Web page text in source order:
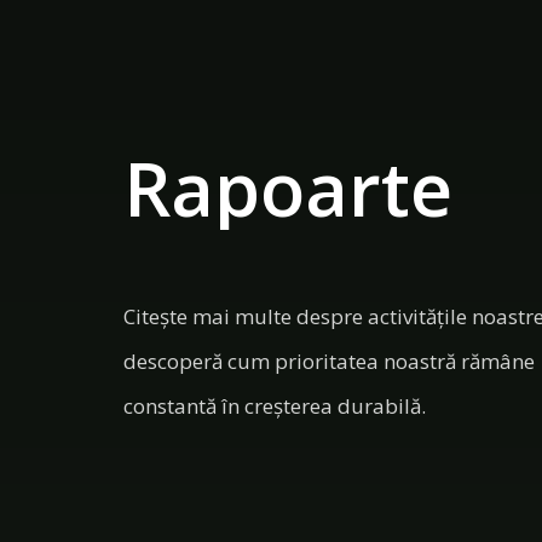
Rapoarte
Citește mai multe despre activitățile
descoperă cum prioritatea noastră rămâne
constantă în creșterea durabilă.